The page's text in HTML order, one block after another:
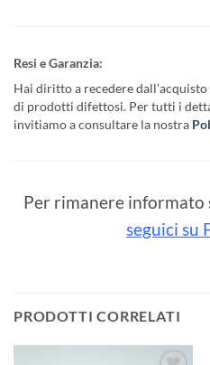
Resi e Garanzia:
Hai diritto a recedere
di prodotti difettosi. Per tutti i
invitiamo a consultare la nostra
Per rimanere informato
seguici su
PRODOTTI CORRELATI